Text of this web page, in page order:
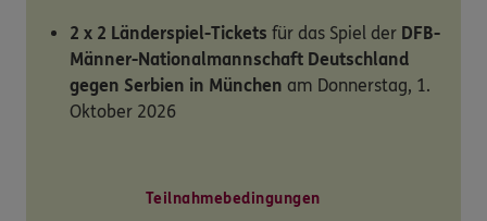
2 x 2 Länderspiel-Tickets für das Spiel der DFB-
Männer-Nationalmannschaft Deutschland
gegen Serbien in München am Donnerstag, 1.
Oktober 2026
Teilnahmebedingungen